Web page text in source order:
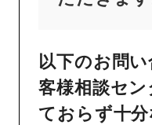
以下のお問
客様相談セ
ておらず十